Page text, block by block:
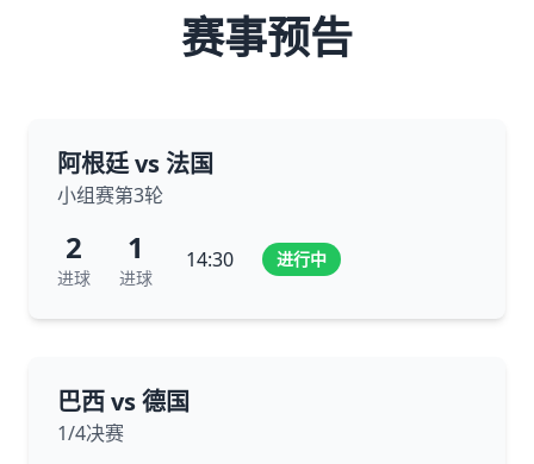
赛事预告
阿根廷 vs 法国
小组赛第3轮
2
进球
1
进球
14:30 进行中
巴西 vs 德国
1/4决赛